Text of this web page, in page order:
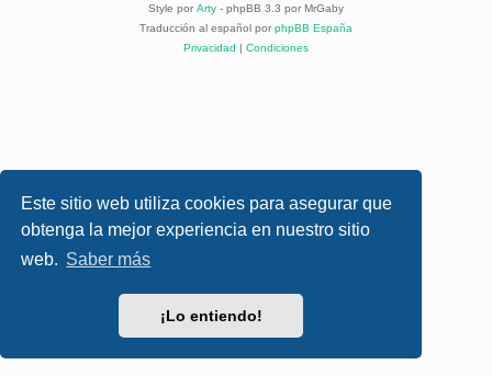
Este sitio web utiliza cookies para asegurar que
obtenga la mejor experiencia en nuestro sitio
web. Saber más
¡Lo entiendo!
Style por Arty - phpBB 3.3 por MrGaby
Traducción al español por phpBB España
Privacidad | Condiciones